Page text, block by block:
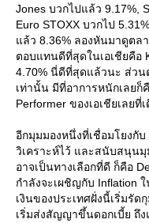
Jones บวกไปแล้ว 9.17%,
Euro STOXX บวกไป
ล้ว 8.36% ลองหันมาดูตลา
ตอบแทนดีที่สุดในเอเชียคือ
4.70% นี่ดีที่สุดแล้วนะ ส่วน
เท่านั้น มีที่อาการหนักเลยก็
Performer ของเอเชียเลยที่
อีกมุมมองหนึ่งที่เชื่อมโยงกั
วิเคราะห์ไว้ และสนับสนุนมุ
อาจเป็นทางเลือกที่ดี ก็คือ
กำลังจะเผชิญกับ Inflation
เงินของประเทศฝั่งนี้เริ่มรัด
เริ่มส่งสัญญาขึ้นดอกเบี้ย ถึง